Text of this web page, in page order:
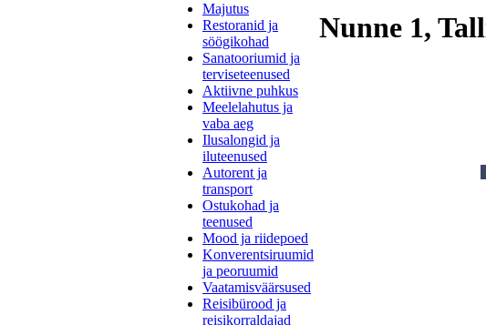
Majutus
Restoranid ja
söögikohad
Sanatooriumid ja
terviseteenused
Aktiivne puhkus
Meelelahutus ja
vaba aeg
Ilusalongid ja
iluteenused
Autorent ja
transport
Ostukohad ja
teenused
Mood ja riidepoed
Konverentsiruumid
ja peoruumid
Vaatamisväärsused
Reisibürood ja
reisikorraldajad
Nunne 1,